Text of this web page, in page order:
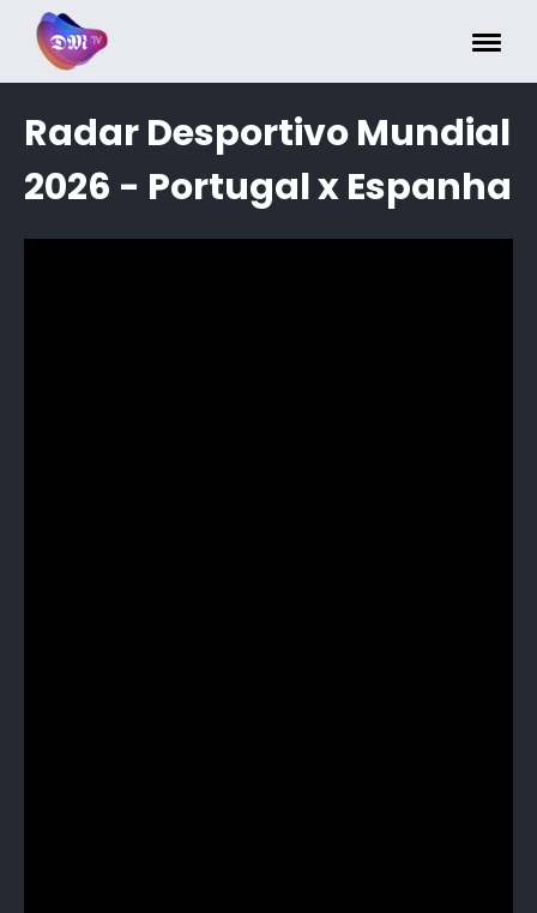
Radar Desportivo Mundial
2026 - Portugal x Espanha
Painel de Gerenciamento de Cookies